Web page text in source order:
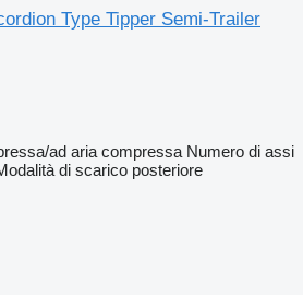
Type Tipper Semi-Trailer
ad aria compressa Numero di assi
di scarico posteriore